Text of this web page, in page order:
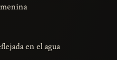
en el agua